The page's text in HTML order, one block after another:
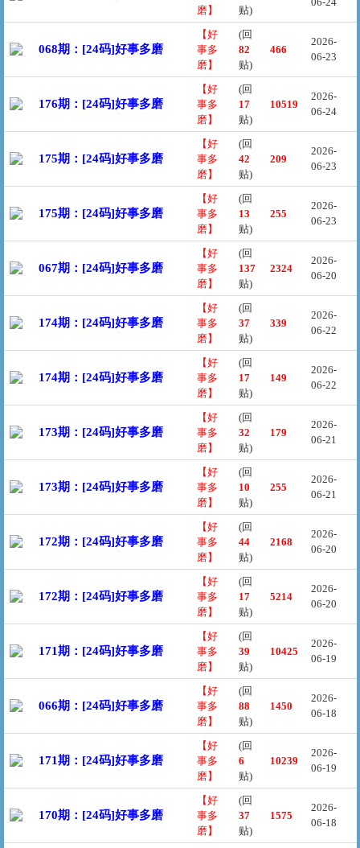
磨】
贴)
068期：[24码]好事多磨
【好
事多
磨】
(回
82
贴)
466
2026-
06-23
176期：[24码]好事多磨
【好
事多
磨】
(回
17
贴)
10519
2026-
06-24
175期：[24码]好事多磨
【好
事多
磨】
(回
42
贴)
209
2026-
06-23
175期：[24码]好事多磨
【好
事多
磨】
(回
13
贴)
255
2026-
06-23
067期：[24码]好事多磨
【好
事多
磨】
(回
137
贴)
2324
2026-
06-20
174期：[24码]好事多磨
【好
事多
磨】
(回
37
贴)
339
2026-
06-22
174期：[24码]好事多磨
【好
事多
磨】
(回
17
贴)
149
2026-
06-22
173期：[24码]好事多磨
【好
事多
磨】
(回
32
贴)
179
2026-
06-21
173期：[24码]好事多磨
【好
事多
磨】
(回
10
贴)
255
2026-
06-21
172期：[24码]好事多磨
【好
事多
磨】
(回
44
贴)
2168
2026-
06-20
172期：[24码]好事多磨
【好
事多
磨】
(回
17
贴)
5214
2026-
06-20
171期：[24码]好事多磨
【好
事多
磨】
(回
39
贴)
10425
2026-
06-19
066期：[24码]好事多磨
【好
事多
磨】
(回
88
贴)
1450
2026-
06-18
171期：[24码]好事多磨
【好
事多
磨】
(回
6
贴)
10239
2026-
06-19
170期：[24码]好事多磨
【好
事多
磨】
(回
37
贴)
1575
2026-
06-18